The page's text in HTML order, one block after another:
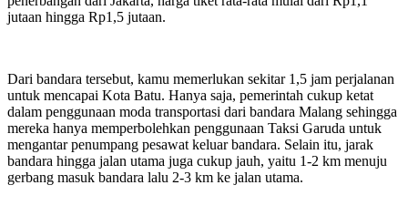
jutaan hingga Rp1,5 jutaan.
Dari bandara tersebut, kamu memerlukan sekitar 1,5 jam perjalanan
untuk mencapai Kota Batu. Hanya saja, pemerintah cukup ketat
dalam penggunaan moda transportasi dari bandara Malang sehingga
mereka hanya memperbolehkan penggunaan Taksi Garuda untuk
mengantar penumpang pesawat keluar bandara. Selain itu, jarak
bandara hingga jalan utama juga cukup jauh, yaitu 1-2 km menuju
gerbang masuk bandara lalu 2-3 km ke jalan utama.